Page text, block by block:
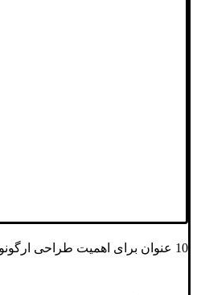
10 عنوان برای اهمیت طراحی ارگونومیک تجهیزات نظافت شهری! احمدی خیبر